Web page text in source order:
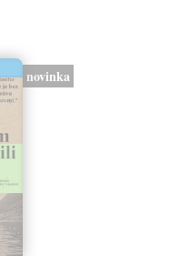
novinka